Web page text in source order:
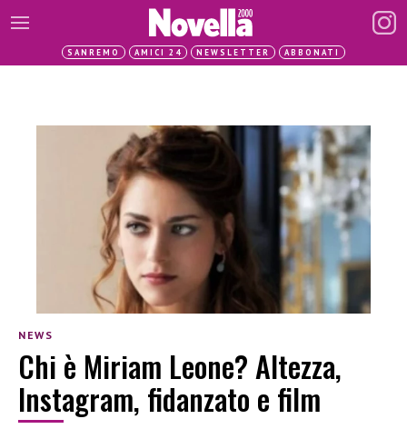
SANREMO AMICI 24 NEWSLETTER ABBONATI
NEWS
Chi è Miriam Leone? Altezza,
Instagram, fidanzato e film